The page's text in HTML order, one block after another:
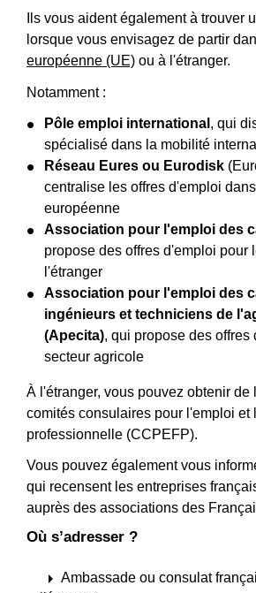
Ils vous aident également à trouver
lorsque vous envisagez de partir
européenne (UE) ou à l'étranger.
Notamment :
Pôle emploi international , qui
spécialisé dans la mobilité
Réseau Eures ou Eurodisk
centralise les offres d'emploi
européenne
Association pour l'emploi des
propose des offres d'emploi pour
l'étranger
Association pour l'emploi des
ingénieurs et techniciens de
(Apecita), qui propose des offres
secteur agricole
À l'étranger, vous pouvez obtenir de
comités consulaires pour l'emploi et
professionnelle (CCPEFP).
Vous pouvez également vous
qui recensent les entreprises
auprès des associations des
Où s’adresser ?
arrow_right Ambassade ou consulat